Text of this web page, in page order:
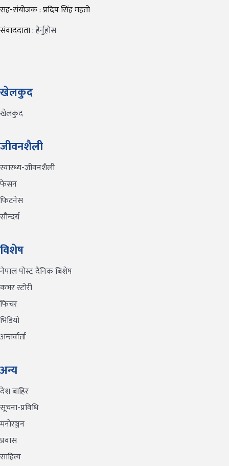
सह-संयोजक : प्रदिप सिंह महतो
संवाददाता :हेर्नुहोस
खेलकुद
खेलकुद
जीवनशैली
स्वास्थ्य-जीवनशैली
फेसन
फिटनेस
सौन्दर्य
विशेष
नेपाल पोस्ट दैनिक बिशेष
कभर स्टोरी
फिचर
भिडियो
अन्तर्वार्ता
अन्य
देश बाहिर
सूचना-प्रविधि
मनोरञ्जन
प्रवास
साहित्य